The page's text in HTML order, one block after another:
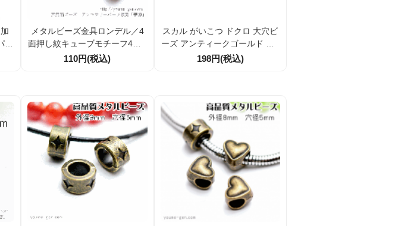
メタルビーズ金具ロンデル／4
面押し紋キューブモチーフ4mm
／金古美（アンティークゴール
110円(税込)
スカル がいこつ ドクロ 大穴ビ
ーズ アンティークゴールド 約1
5×9mm 穴径約5mm メタル合金
198円(税込)